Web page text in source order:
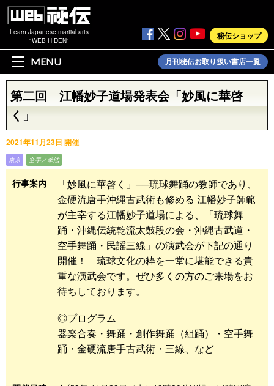
Learn Japanese martial arts
"WEB HIDEN"
秘伝ショップ
MENU 月刊秘伝お取り扱い書店一覧
第二回 江幡妙子道場発表会「妙風に華啓
く」
2021年11月23日 開催
東京 空手／拳法
行事案内
「妙風に華啓く」──琉球舞踊の教師であり、
金硬流唐手沖縄古武術も修める 江幡妙子師範
が主宰する江幡妙子道場による、「琉球舞
踊・沖縄伝統乾流太鼓段の会・沖縄古武道・
空手舞踊・民謡三線」の演武会が下記の通り
開催！ 琉球文化の粋を一堂に堪能できる貴
重な演武会です。ぜひ多くの方のご来場をお
待ちしております。
◎プログラム
器楽合奏・舞踊・創作舞踊（組踊）・空手舞
踊・金硬流唐手古武術・三線、など